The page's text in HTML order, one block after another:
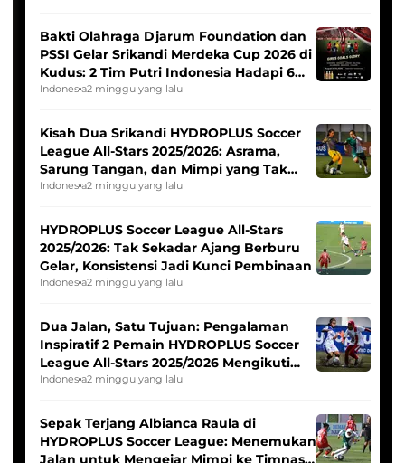
Bakti Olahraga Djarum Foundation dan
PSSI Gelar Srikandi Merdeka Cup 2026 di
Kudus: 2 Tim Putri Indonesia Hadapi 6
Tim Asia
Indonesia2 minggu yang lalu
Kisah Dua Srikandi HYDROPLUS Soccer
League All-Stars 2025/2026: Asrama,
Sarung Tangan, dan Mimpi yang Tak
Pernah Padam
Indonesia2 minggu yang lalu
HYDROPLUS Soccer League All-Stars
2025/2026: Tak Sekadar Ajang Berburu
Gelar, Konsistensi Jadi Kunci Pembinaan
Indonesia2 minggu yang lalu
Dua Jalan, Satu Tujuan: Pengalaman
Inspiratif 2 Pemain HYDROPLUS Soccer
League All-Stars 2025/2026 Mengikuti
Seleksi Timnas Indonesia Putri
Indonesia2 minggu yang lalu
Sepak Terjang Albianca Raula di
HYDROPLUS Soccer League: Menemukan
Jalan untuk Mengejar Mimpi ke Timnas